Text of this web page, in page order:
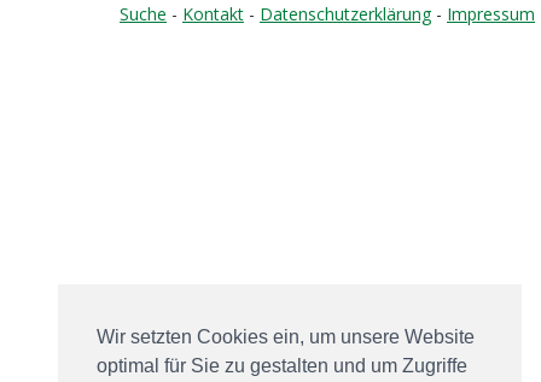
Wir setzten Cookies ein, um unsere Website
optimal für Sie zu gestalten und um Zugriffe
Suche - Kontakt - Datenschutzerklärung- Impressum